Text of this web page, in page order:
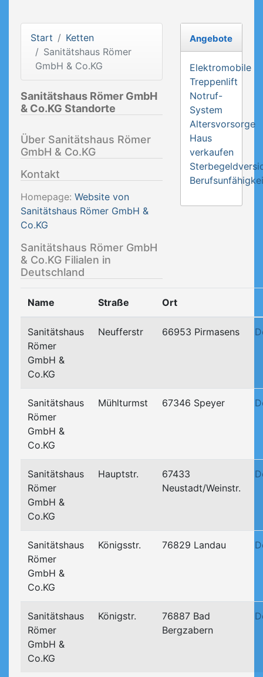
Start
Ketten
Sanitätshaus Römer
GmbH & Co.KG
Sanitätshaus Römer GmbH
& Co.KG Standorte
Über Sanitätshaus Römer
GmbH & Co.KG
Kontakt
Homepage: Website von
Sanitätshaus Römer GmbH &
Co.KG
Sanitätshaus Römer GmbH
& Co.KG Filialen in
Deutschland
Name Straße Ort
Sanitätshaus
Römer
GmbH &
Co.KG
Neufferstr 66953 Pirmasens
Sanitätshaus
Römer
GmbH &
Co.KG
Mühlturmst 67346 Speyer
Sanitätshaus
Römer
GmbH &
Co.KG
Hauptstr.
67433
Neustadt/Weinstr.
Sanitätshaus
Römer
GmbH &
Co.KG
Königsstr. 76829 Landau
Sanitätshaus
Römer
GmbH &
Co.KG
Königstr.
76887 Bad
Bergzabern
Angebote
Elektromobile
Treppenlift
Notruf-
System
Altersvorsorge
Haus
verkaufen